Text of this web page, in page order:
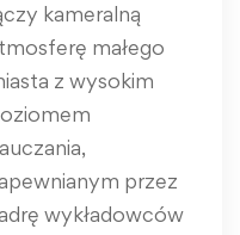
kameralną
małego
z wysokim
przez
wykładowców